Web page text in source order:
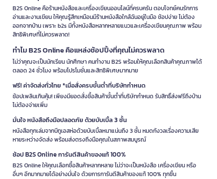
B2S Online คือร้านหนังสือและเครื่องเขียนออนไลน์ที่ครบครัน ตอบโจทย์คนรักการ
อ่านและงานเขียน ให้คุณรู้สึกเหมือนมีร้านหนังสือใกล้ฉันอยู่ในมือ ช้อปง่าย ไม่ต้อง
ออกจากบ้าน เพราะ b2s มีทั้งหนังสือหลากหลายแนวและเครื่องเขียนคุณภาพ พร้อม
สิทธิพิเศษที่ไม่ควรพลาด!
ทำไม B2S Online คือแหล่งช้อปปิ้งที่คุณไม่ควรพลาด
ไม่ว่าคุณจะเป็นนักเรียน นักศึกษา คนทำงาน B2S พร้อมให้คุณเลือกสินค้าคุณภาพได้
ตลอด 24 ชั่วโมง พร้อมโปรโมชั่นและสิทธิพิเศษมากมาย
ฟรี! ค่าจัดส่งทั่วไทย *เมื่อสั่งครบขั้นต่ำที่บริษัทกำหนด
ช้อปเพลินเกินคุ้ม! เพียงมียอดสั่งซื้อสินค้าขั้นต่ำที่บริษัทกำหนด รับสิทธิ์ส่งฟรีถึงบ้าน
ไม่ต้องจ่ายเพิ่ม
มั่นใจ หนังสือถึงมือปลอดภัย ด้วยบับเบิ้ล 3 ชั้น
หนังสือทุกเล่มจากบีทูเอสห่อด้วยบับเบิ้ลหนาแน่นถึง 3 ชั้น หมดกังวลเรื่องความเสีย
หายระหว่างจัดส่ง พร้อมส่งตรงถึงมือคุณในสภาพสมบูรณ์
ช้อป B2S Online การันตีสินค้าของแท้ 100%
B2S Online ให้คุณเลือกซื้อสินค้าหลากหลาย ไม่ว่าจะเป็นหนังสือ เครื่องเขียน หรือ
อื่นๆ อีกมากมายได้อย่างมั่นใจ ด้วยการการันตีสินค้าของแท้ 100% ทุกชิ้น